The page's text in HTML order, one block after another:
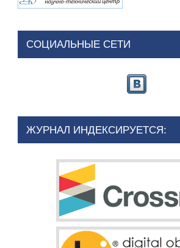
СОЦИАЛЬНЫЕ СЕТИ
ЖУРНАЛ ИНДЕКСИРУЕТСЯ: